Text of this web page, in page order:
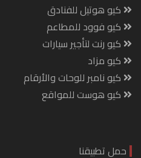
كيو هوتيل للفنادق
كيو فوود للمطاعم
كيو رنت لتأجير سيارات
كيو مزاد
كيو نامبر للوحات والأرقام
كيو هوست للمواقع
حمل تطبيقنا